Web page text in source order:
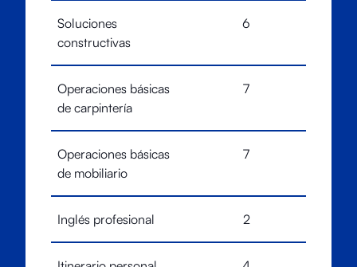
Soluciones
constructivas
6
Operaciones básicas
de carpintería
7
Operaciones básicas
de mobiliario
7
Inglés profesional 2